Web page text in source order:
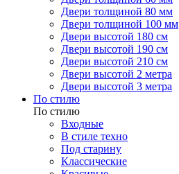
Двери толщиной 80 мм
Двери толщиной 100 мм
Двери высотой 180 см
Двери высотой 190 см
Двери высотой 210 см
Двери высотой 2 метра
Двери высотой 3 метра
По стилю
По стилю
Входные
В стиле техно
Под старину
Классические